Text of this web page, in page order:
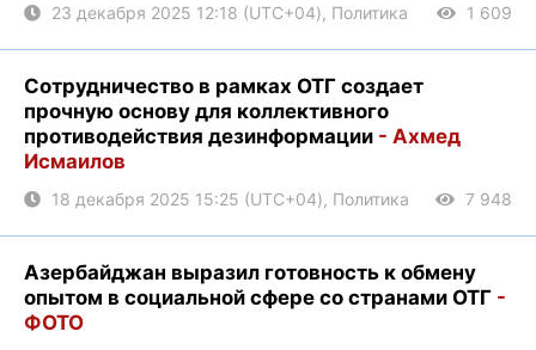
23 декабря 2025 12:18 (UTC+04), Политика 1 609
Сотрудничество в рамках ОТГ создает
прочную основу для коллективного
противодействия дезинформации - Ахмед
Исмаилов
18 декабря 2025 15:25 (UTC+04), Политика 7 948
Азербайджан выразил готовность к обмену
опытом в социальной сфере со странами ОТГ -
ФОТО